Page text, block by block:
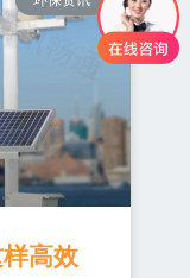
高效